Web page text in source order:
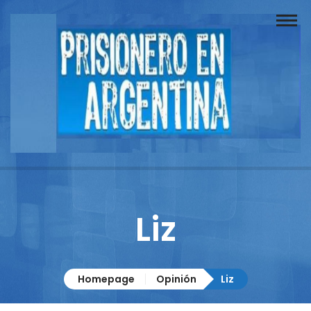
Buscador
Documentos
Columnistas
Contacto
Liz
Homepage Opinión Liz